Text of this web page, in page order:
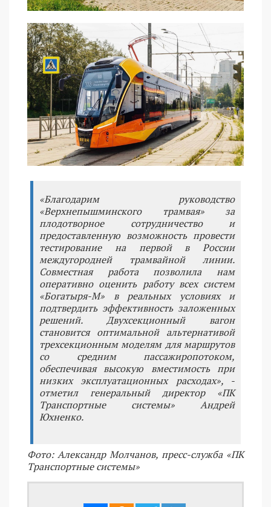
«Благодарим руководство
«Верхнепышминского трамвая» за
плодотворное сотрудничество и
предоставленную возможность провести
тестирование на первой в России
междугородней трамвайной линии.
Совместная работа позволила нам
оперативно оценить работу всех систем
«Богатыря-М» в реальных условиях и
подтвердить эффективность заложенных
решений. Двухсекционный вагон
становится оптимальной альтернативой
трехсекционным моделям для маршрутов
со средним пассажиропотоком,
обеспечивая высокую вместимость при
низких эксплуатационных расходах», -
отметил генеральный директор «ПК
Транспортные системы» Андрей
Юхненко.
Фото: Александр Молчанов, пресс-служба «ПК
Транспортные системы»